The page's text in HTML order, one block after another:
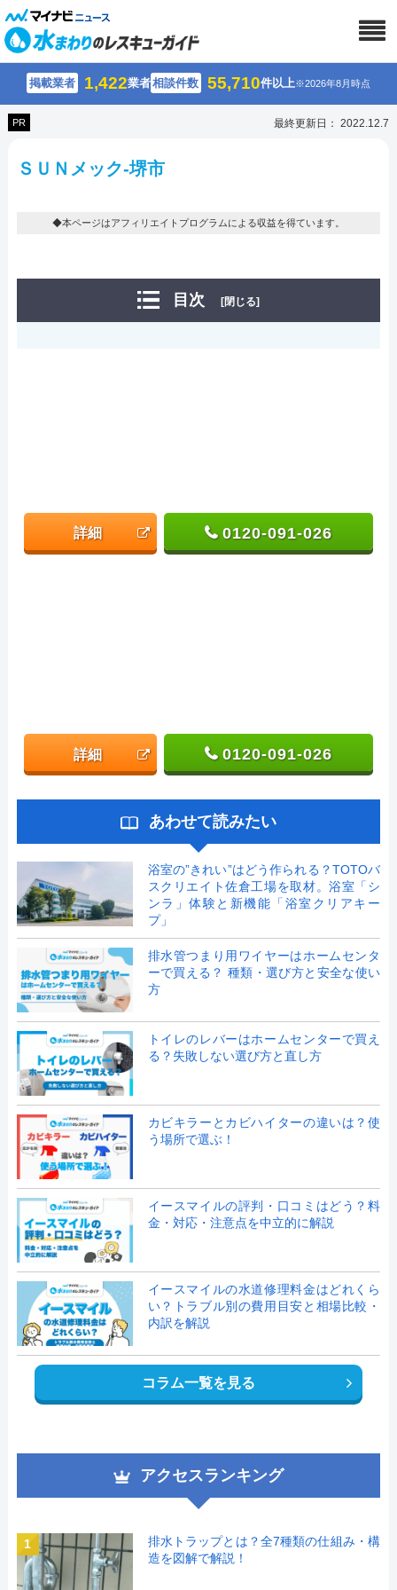
掲載業者 1,422業者相談件数 55,710件以上※2026年8月時点
PR 最終更新日： 2022.12.7
ＳＵＮメック-堺市
◆本ページはアフィリエイトプログラムによる収益を得ています。
目次 [閉じる]
詳細 0120-091-026
詳細 0120-091-026
あわせて読みたい
浴室の”きれい”はどう作られる？TOTOバ
スクリエイト佐倉工場を取材。浴室「シ
ンラ」体験と新機能「浴室クリアキー
プ」
排水管つまり用ワイヤーはホームセンタ
ーで買える？ 種類・選び方と安全な使い
方
トイレのレバーはホームセンターで買え
る？失敗しない選び方と直し方
カビキラーとカビハイターの違いは？使
う場所で選ぶ！
イースマイルの評判・口コミはどう？料
金・対応・注意点を中立的に解説
イースマイルの水道修理料金はどれくら
い？トラブル別の費用目安と相場比較・
内訳を解説
コラム一覧を見る
アクセスランキング
1
排水トラップとは？全7種類の仕組み・構
造を図解で解説！